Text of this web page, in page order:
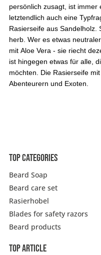
persönlich zusagt, ist immer
letztendlich auch eine
Rasierseife aus Sandelholz.
herb. Wer es etwas
mit Aloe Vera - sie riecht
ist hingegen etwas für alle,
möchten. Die Rasierseife
Abenteurern und Exoten.
Top categories
Beard Soap
Beard care set
Rasierhobel
Blades for safety razors
Beard products
Top article